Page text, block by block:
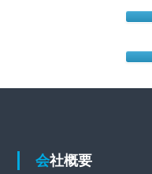
会社概要